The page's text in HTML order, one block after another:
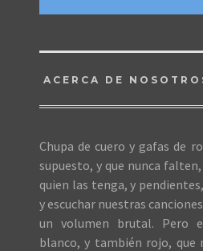
ACERCA DE
Chupa de cuero y gafas de
supuesto, y que nunca
quien las tenga, y
y escuchar nuestras
un volumen brutal. Pero
blanco, y también rojo, que